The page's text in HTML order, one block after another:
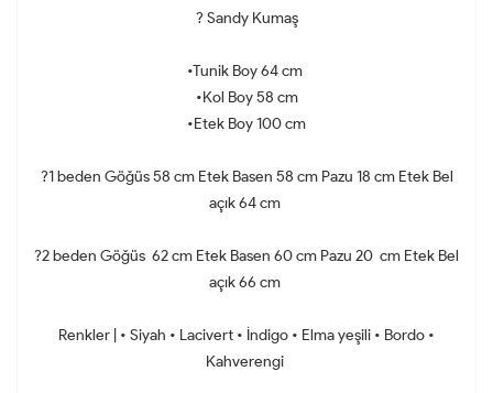
? Sandy Kumaş
•Tunik Boy 64 cm
•Kol Boy 58 cm
•Etek Boy 100 cm
?1 beden Göğüs 58 cm Etek Basen 58 cm Pazu 18 cm Etek Bel
açık 64 cm
?2 beden Göğüs 62 cm Etek Basen 60 cm Pazu 20 cm Etek Bel
açık 66 cm
Renkler | • Siyah • Lacivert • İndigo • Elma yeşili • Bordo •
Kahverengi